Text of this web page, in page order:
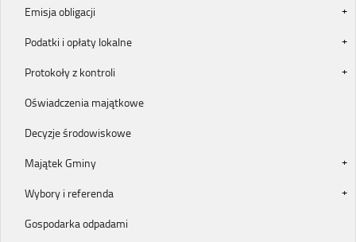
Emisja obligacji
Podatki i opłaty lokalne
Protokoły z kontroli
Oświadczenia majątkowe
Decyzje środowiskowe
Majątek Gminy
Wybory i referenda
Gospodarka odpadami